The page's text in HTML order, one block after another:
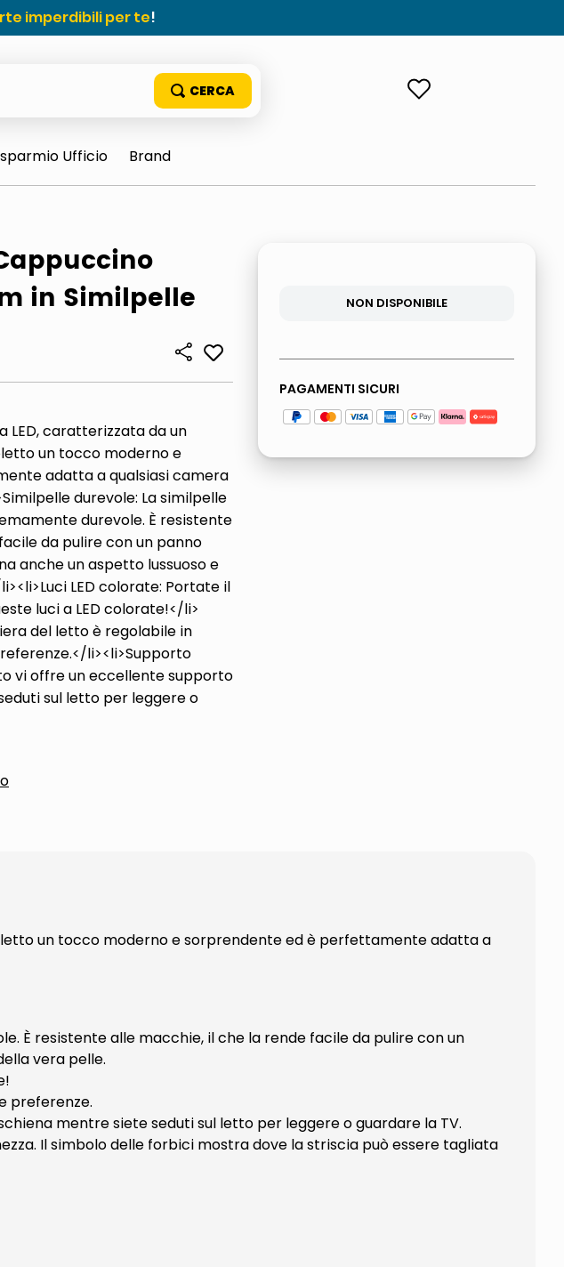
imperdibili per te!
Ufficio Brand
in Similpelle
LED, caratterizzata da un
un tocco moderno e
adatta a qualsiasi camera
durevole: La similpelle
durevole. È resistente
da pulire con un panno
anche un aspetto lussuoso e
LED colorate: Portate il
luci a LED colorate!</li>
del letto è regolabile in
li><li>Supporto
vi offre un eccellente supporto
sul letto per leggere o
NON DISPONIBILE
PAGAMENTI SICURI
un tocco moderno e sorprendente ed è perfettamente adatta a
È resistente alle macchie, il che la rende facile da pulire con un
vera pelle.
preferenze.
mentre siete seduti sul letto per leggere o guardare la TV.
Il simbolo delle forbici mostra dove la striscia può essere tagliata